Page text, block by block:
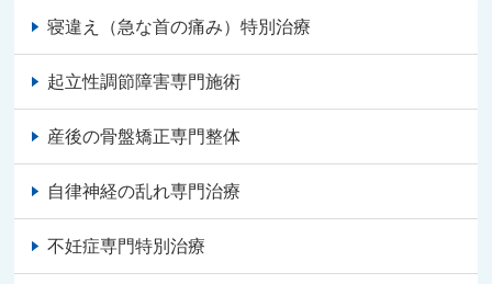
寝違え（急な首の痛み）特別治療
起立性調節障害専門施術
産後の骨盤矯正専門整体
自律神経の乱れ専門治療
不妊症専門特別治療